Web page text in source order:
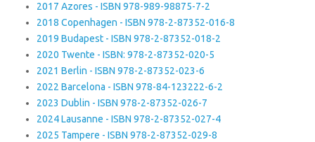
2017 Azores - ISBN 978-989-98875-7-2
2018 Copenhagen - ISBN 978-2-87352-016-8
2019 Budapest - ISBN 978-2-87352-018-2
2020 Twente - ISBN: 978-2-87352-020-5
2021 Berlin - ISBN 978-2-87352-023-6
2022 Barcelona - ISBN 978-84-123222-6-2
2023 Dublin - ISBN 978-2-87352-026-7
2024 Lausanne - ISBN 978-2-87352-027-4
2025 Tampere - ISBN 978-2-87352-029-8